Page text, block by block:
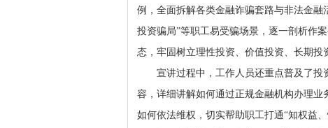
例，全面拆解各类金融诈骗套路与非法金融
投资骗局”等职工易受骗场景，逐一剖析作
态，牢固树立理性投资、价值投资、长期投
宣讲过程中，工作人员还重点普及了
容，详细讲解如何通过正规金融机构办理
如何依法维权，切实帮助职工打通“知权益